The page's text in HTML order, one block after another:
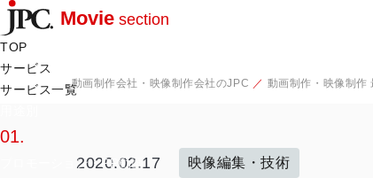
Movie section
TOP
サービス
サービス一覧
01.
プロモーション・PR動画
動画制作会社・映像制作会社のJPC 動画制作・映像制作
2020.02.17 映像編集・技術